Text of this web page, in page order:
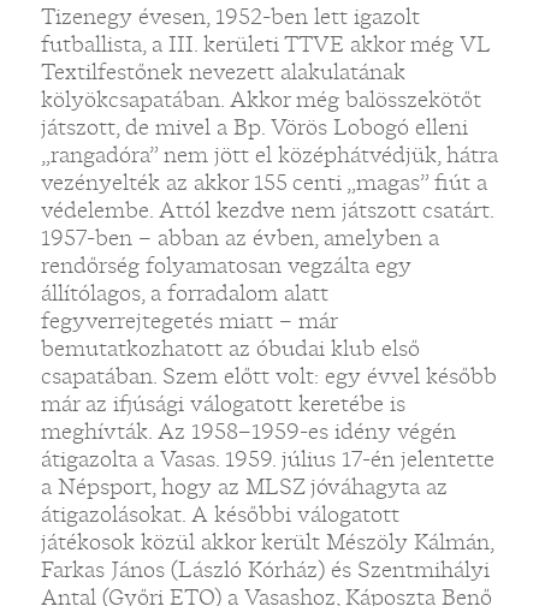
Tizenegy évesen, 1952-ben lett igazolt
futballista, a III. kerületi TTVE akkor még VL
Textilfestőnek nevezett alakulatának
kölyökcsapatában. Akkor még balösszekötőt
játszott, de mivel a Bp. Vörös Lobogó elleni
„rangadóra” nem jött el középhátvédjük, hátra
vezényelték az akkor 155 centi „magas” fiút a
védelembe. Attól kezdve nem játszott csatárt.
1957-ben – abban az évben, amelyben a
rendőrség folyamatosan vegzálta egy
állítólagos, a forradalom alatt
fegyverrejtegetés miatt – már
bemutatkozhatott az óbudai klub első
csapatában. Szem előtt volt: egy évvel később
már az ifjúsági válogatott keretébe is
meghívták. Az 1958–1959-es idény végén
átigazolta a Vasas. 1959. július 17-én jelentette
a Népsport, hogy az MLSZ jóváhagyta az
átigazolásokat. A későbbi válogatott
játékosok közül akkor került Mészöly Kálmán,
Farkas János (László Kórház) és Szentmihályi
Antal (Győri ETO) a Vasashoz, Káposzta Benő